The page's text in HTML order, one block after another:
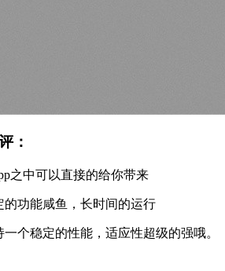
：
中可以直接的给你带来
功能咸鱼，长时间的运行
稳定的性能，适应性超级的强哦。